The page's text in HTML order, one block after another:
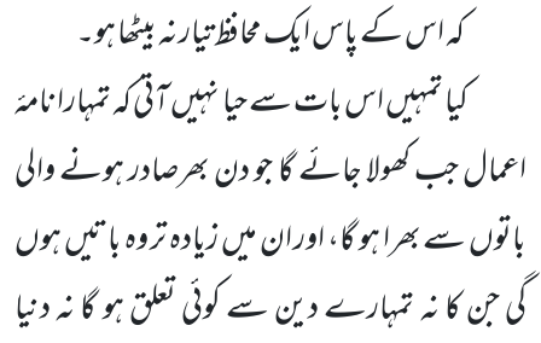
کہ اس کے پاس ایک محافظ تیار نہ بیٹھا ہو۔
کیا تمہیں اس بات سے حیا نہیں آتی کہ تمہارا نامۂ
اعمال جب کھولا جائے گا جو دن بھرصادر ہونے والی
باتوں سے بھرا ہو گا، اور ان میں زیادہ تر وہ باتیں ہوں
گی جن کا نہ تمہارے دین سے کوئی تعلق ہو گا نہ دنیا